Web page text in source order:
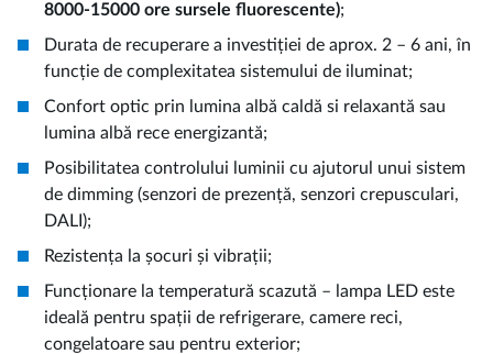
8000-15000 ore sursele fluorescente);
Durata de recuperare a investiției de aprox. 2 – 6 ani, în
funcție de complexitatea sistemului de iluminat;
Confort optic prin lumina albă caldă si relaxantă sau
lumina albă rece energizantă;
Posibilitatea controlului luminii cu ajutorul unui sistem
de dimming (senzori de prezență, senzori crepusculari,
DALI);
Rezistența la șocuri și vibrații;
Funcționare la temperatură scazută – lampa LED este
ideală pentru spații de refrigerare, camere reci,
congelatoare sau pentru exterior;